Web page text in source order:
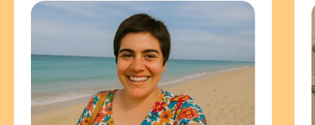
-20kg
Poids de départ
100 kg